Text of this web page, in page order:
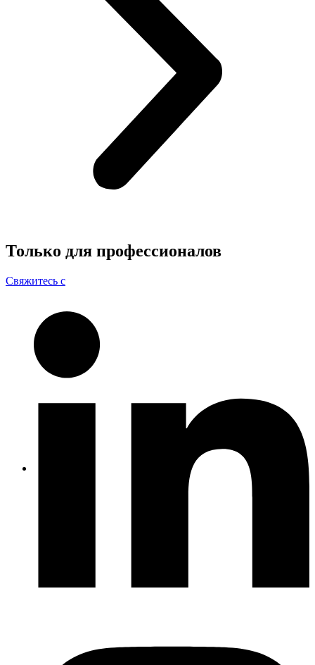
Только для профессионалов
Свяжитесь с